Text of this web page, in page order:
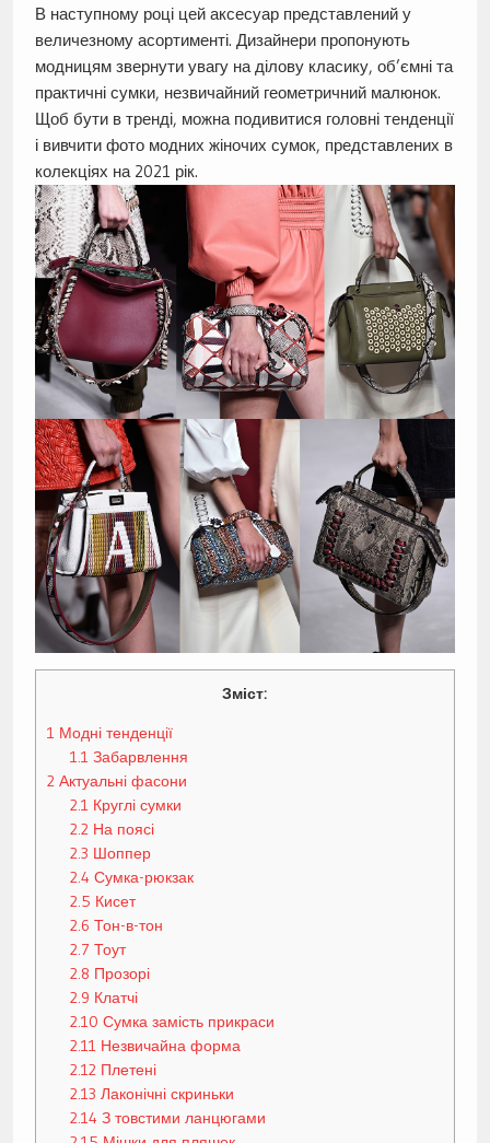
В наступному році цей аксесуар представлений у
величезному асортименті. Дизайнери пропонують
модницям звернути увагу на ділову класику, об’ємні та
практичні сумки, незвичайний геометричний малюнок.
Щоб бути в тренді, можна подивитися головні тенденції
і вивчити фото модних жіночих сумок, представлених в
колекціях на 2021 рік.
Зміст:
1 Модні тенденції
1.1 Забарвлення
2Актуальні фасони
2.1 Круглі сумки
2.2 На поясі
2.3 Шоппер
2.4 Сумка-рюкзак
2.5 Кисет
2.6 Тон-в-тон
2.7 Тоут
2.8 Прозорі
2.9 Клатчі
2.10 Сумка замість прикраси
2.11 Незвичайна форма
2.12 Плетені
2.13 Лаконічні скриньки
2.14 З товстими ланцюгами